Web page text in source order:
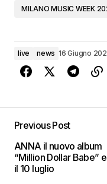
MILANO MUSIC WEEK
live news 16 Giugno
Previous Post
ANNA il nuovo album
“Million Dollar Babe”
il 10 luglio